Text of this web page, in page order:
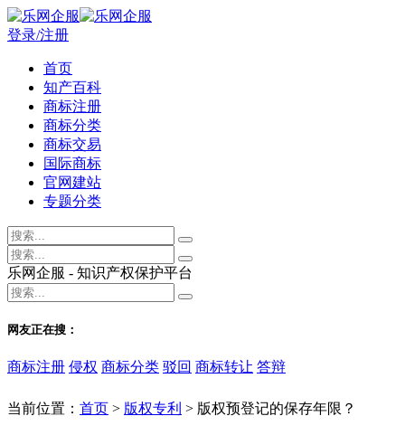
登录/注册
首页
知产百科
商标注册
商标分类
商标交易
国际商标
官网建站
专题分类
乐网企服 - 知识产权保护平台
网友正在搜：
商标注册 侵权 商标分类 驳回 商标转让 答辩
当前位置： 首页 > 版权专利 > 版权预登记的保存年限？